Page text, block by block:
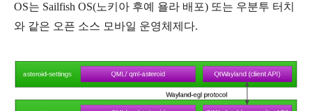
OS는 Sailfish OS(노키아 후예 욜라 배포) 또는 우분투 터치
와 같은 오픈 소스 모바일 운영체제다.